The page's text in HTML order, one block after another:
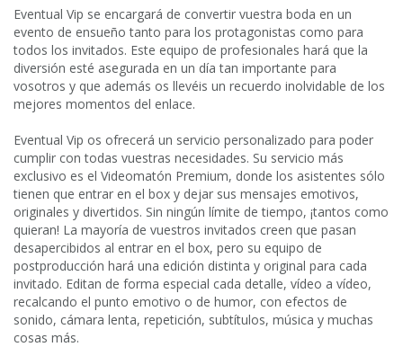
Eventual Vip se encargará de convertir vuestra boda en un
evento de ensueño tanto para los protagonistas como para
todos los invitados. Este equipo de profesionales hará que la
diversión esté asegurada en un día tan importante para
vosotros y que además os llevéis un recuerdo inolvidable de los
mejores momentos del enlace.
Eventual Vip os ofrecerá un servicio personalizado para poder
cumplir con todas vuestras necesidades. Su servicio más
exclusivo es el Videomatón Premium, donde los asistentes sólo
tienen que entrar en el box y dejar sus mensajes emotivos,
originales y divertidos. Sin ningún límite de tiempo, ¡tantos como
quieran! La mayoría de vuestros invitados creen que pasan
desapercibidos al entrar en el box, pero su equipo de
postproducción hará una edición distinta y original para cada
invitado. Editan de forma especial cada detalle, vídeo a vídeo,
recalcando el punto emotivo o de humor, con efectos de
sonido, cámara lenta, repetición, subtítulos, música y muchas
cosas más.